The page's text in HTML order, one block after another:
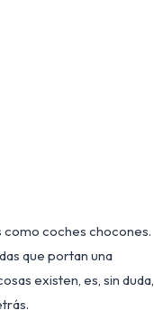
coches chocones.
que portan una
existen, es, sin duda,